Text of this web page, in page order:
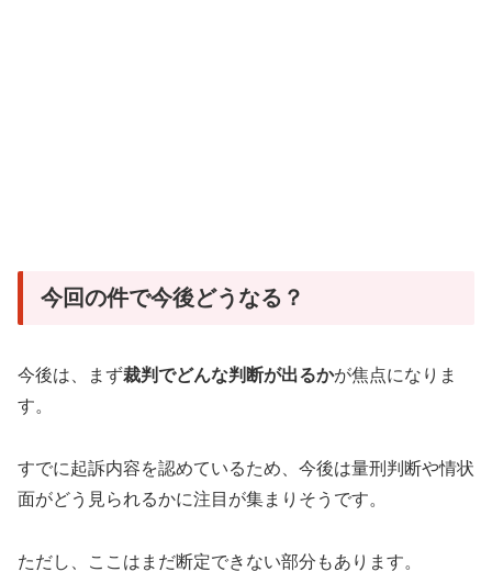
今回の件で今後どうなる？
今後は、まず裁判でどんな判断が出るかが焦点になりま
す。
すでに起訴内容を認めているため、今後は量刑判断や情状
面がどう見られるかに注目が集まりそうです。
ただし、ここはまだ断定できない部分もあります。